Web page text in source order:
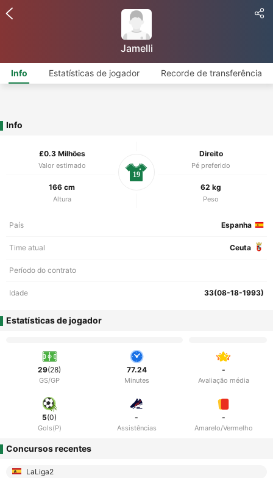
Jamelli
Info Estatísticas de jogador Recorde de transferência
Info
£0.3 Milhões
Valor estimado
Direito
Pé preferido
166 cm
Altura
62 kg
Peso
19
País Espanha
Time atual Ceuta
Período do contrato
Idade 33(08-18-1993)
Estatísticas de jogador
29(28)
GS/GP
77.24
Minutes
-
Avaliação média
5(0)
Gols(P)
-
Assistências
-
Amarelo/Vermelho
Concursos recentes
LaLiga2